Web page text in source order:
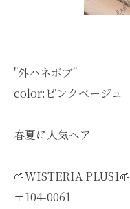
"外ハネボブ"
color:ピンクベージュ
春夏に人気ヘア
🌱WISTERIA PLUS1🌱
〒104-0061